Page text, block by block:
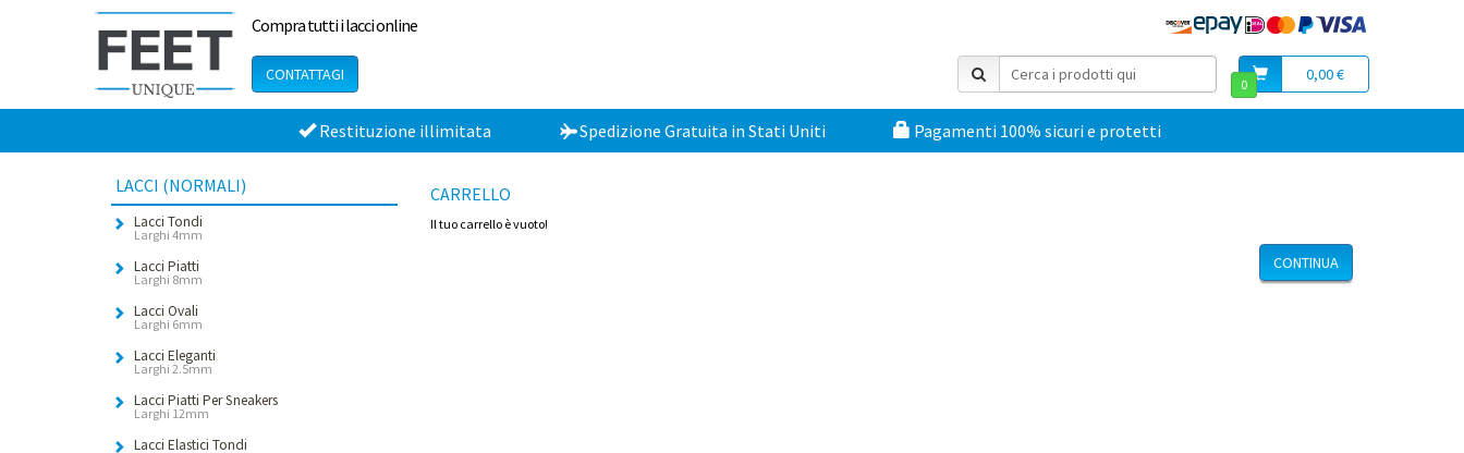
Compra tutti i lacci online
CONTATTAGI 0,00 €
0
Restituzione illimitata Spedizione Gratuita in Stati Uniti Pagamenti 100% sicuri e protetti
LACCI (NORMALI)
Lacci Tondi
Larghi 4mm
Lacci Piatti
Larghi 8mm
Lacci Ovali
Larghi 6mm
Lacci Eleganti
Larghi 2.5mm
Lacci Piatti Per Sneakers
Larghi 12mm
Lacci Elastici Tondi
CARRELLO
Il tuo carrello è vuoto!
CONTINUA